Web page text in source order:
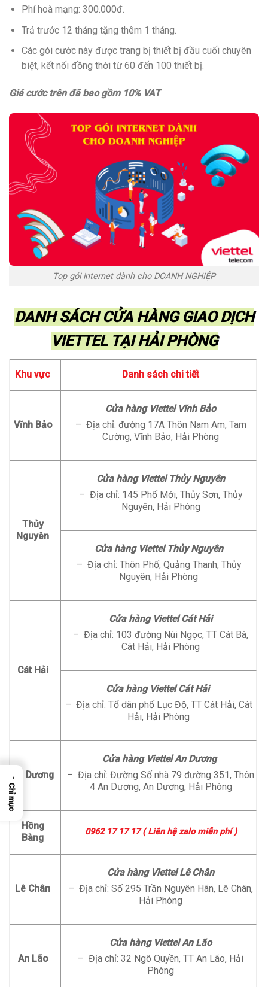
Phí hoà mạng: 300.000đ.
Trả trước 12 tháng tặng thêm 1 tháng.
Các gói cước này được trang bị thiết bị đầu cuối chuyên
biệt, kết nối đồng thời từ 60 đến 100 thiết bị.
Giá cước trên đã bao gồm 10% VAT
Top gói internet dành cho DOANH NGHIỆP
DANH SÁCH CỬA HÀNG GIAO DỊCH
VIETTEL TẠI HẢI PHÒNG
Khu vực Danh sách chi tiết
Vĩnh Bảo
Cửa hàng Viettel Vĩnh Bảo
– Địa chỉ: đường 17A Thôn Nam Am, Tam
Cường, Vĩnh Bảo, Hải Phòng
Thủy
Nguyên
Cửa hàng Viettel Thủy Nguyên
– Địa chỉ: 145 Phố Mới, Thủy Sơn, Thủy
Nguyên, Hải Phòng
Cửa hàng Viettel Thủy Nguyên
– Địa chỉ: Thôn Phố, Quảng Thanh, Thủy
Nguyên, Hải Phòng
Cát Hải
Cửa hàng Viettel Cát Hải
– Địa chỉ: 103 đường Núi Ngọc, TT Cát Bà,
Cát Hải, Hải Phòng
Cửa hàng Viettel Cát Hải
– Địa chỉ: Tổ dân phố Lục Độ, TT Cát Hải, Cát
Hải, Hải Phòng
An Dương
Cửa hàng Viettel An Dương
– Địa chỉ: Đường Số nhà 79 đường 351, Thôn
4 An Dương, An Dương, Hải Phòng
Hồng
Bàng
0962 17 17 17 ( Liên hệ zalo miễn phí )
Lê Chân
Cửa hàng Viettel Lê Chân
– Địa chỉ: Số 295 Trần Nguyên Hãn, Lê Chân,
Hải Phòng
An Lão
Cửa hàng Viettel An Lão
– Địa chỉ: 32 Ngô Quyền, TT An Lão, Hải
Phòng
→
Chỉ mục